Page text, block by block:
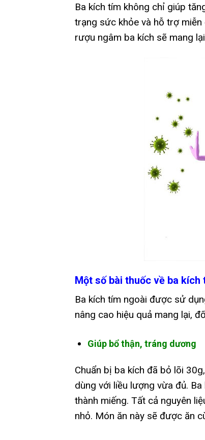
Ba kích tím không chỉ giúp
trạng sức khỏe và hỗ trợ
rượu ngâm ba kích sẽ mang
Một số bài thuốc về ba kích
Ba kích tím ngoài được sử
nâng cao hiệu quả mang lại,
Giúp bổ thận, tráng dương
Chuẩn bị ba kích đã bỏ lõi
dùng với liều lượng vừa đủ.
thành miếng. Tất cả nguyên
nhỏ. Món ăn này sẽ được ăn